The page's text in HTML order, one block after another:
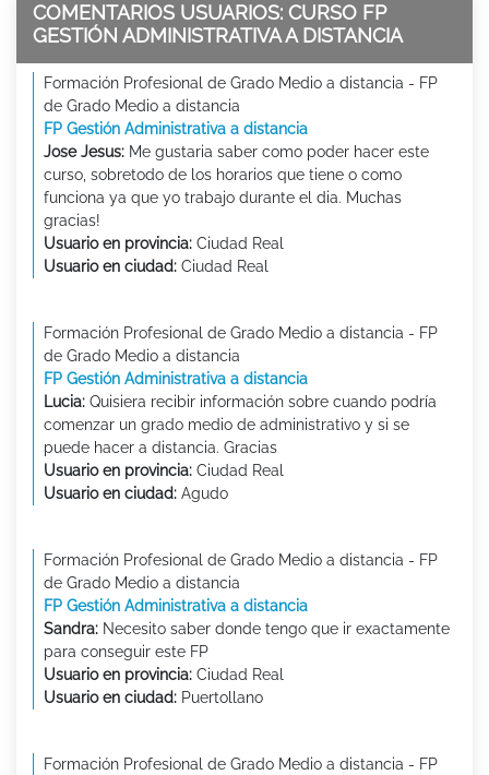
COMENTARIOS USUARIOS: CURSO FP
GESTIÓN ADMINISTRATIVA A DISTANCIA
Formación Profesional de Grado Medio a distancia - FP
de Grado Medio a distancia
FP Gestión Administrativa a distancia
Jose Jesus: Me gustaria saber como poder hacer este
curso, sobretodo de los horarios que tiene o como
funciona ya que yo trabajo durante el dia. Muchas
gracias!
Usuario en provincia: Ciudad Real
Usuario en ciudad: Ciudad Real
Formación Profesional de Grado Medio a distancia - FP
de Grado Medio a distancia
FP Gestión Administrativa a distancia
Lucia: Quisiera recibir información sobre cuando podría
comenzar un grado medio de administrativo y si se
puede hacer a distancia. Gracias
Usuario en provincia: Ciudad Real
Usuario en ciudad: Agudo
Formación Profesional de Grado Medio a distancia - FP
de Grado Medio a distancia
FP Gestión Administrativa a distancia
Sandra: Necesito saber donde tengo que ir exactamente
para conseguir este FP
Usuario en provincia: Ciudad Real
Usuario en ciudad: Puertollano
Formación Profesional de Grado Medio a distancia - FP